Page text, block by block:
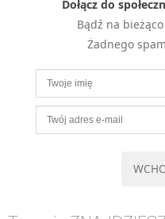
Dołącz do
Bądź na
Żadnego